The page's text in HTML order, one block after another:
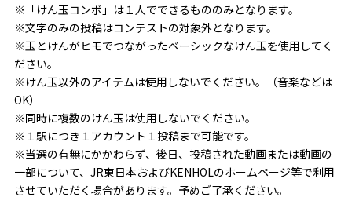
※「けん玉コンボ」は１人でできるもののみとなります。
※文字のみの投稿はコンテストの対象外となります。
※玉とけんがヒモでつながったベーシックなけん玉を使用してく
ださい。
※けん玉以外のアイテムは使用しないでください。（音楽などは
OK）
※同時に複数のけん玉は使用しないでください。
※１駅につき１アカウント１投稿まで可能です。
※当選の有無にかかわらず、後日、投稿された動画または動画の
一部について、JR東日本およびKENHOLのホームページ等で利用
させていただく場合があります。予めご了承ください。